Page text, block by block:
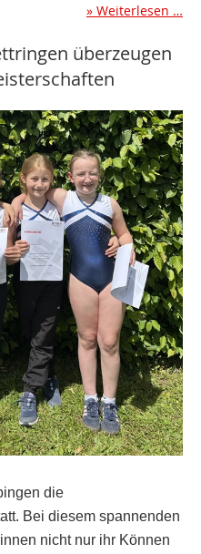
Weiterlesen …
überzeugen
die
Bei diesem spannenden
nicht nur ihr Können